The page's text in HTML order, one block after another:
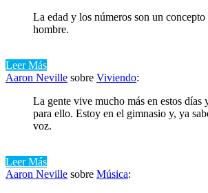
La edad y los números son un concepto
hombre.
Leer Más
Aaron Neville sobre Viviendo:
La gente vive mucho más en estos días
para ello. Estoy en el gimnasio y, ya
voz.
Leer Más
Aaron Neville sobre Música: